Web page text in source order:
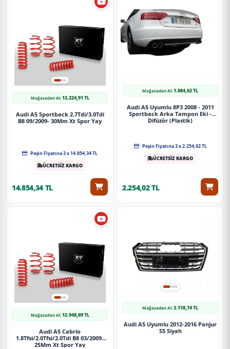
Mağazadan Al:13.224,91 TL
Audi A5 Sportback 2.7Tdi/3.0Tdi
B8 09/2009- 30Mm Xt Spor Yay
Peşin Fiyatına 3 x 14.854,34 TL
ÜCRETSİZ KARGO
14.854,34 TL
Mağazadan Al:1.884,62 TL
Audi A5 Uyumlu 8P3 2008 - 2011
Sportback Arka Tampon Eki -
Difüzör (Plastik)
Peşin Fiyatına 3 x 2.254,02 TL
ÜCRETSİZ KARGO
2.254,02 TL
Mağazadan Al:12.948,69 TL
Audi A5 Cabrio
1.8Tfsi/2.0Tfsi/2.0Tdi B8 03/2009-
25Mm Xt Spor Yay
Mağazadan Al:3.118,74 TL
Audi A5 Uyumlu 2012-2016 Panjur
S5 Siyah